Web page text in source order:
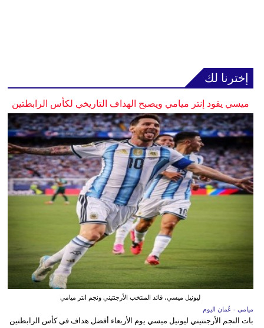
إخترنا لك
ميسي يقود إنتر ميامي ويصبح الهداف التاريخي لكأس الرابطتين
ليونيل ميسي، قائد المنتخب الأرجنتيني ونجم انتر ميامي
ميامي - عُمان اليوم
بات النجم الأرجنتيني ليونيل ميسي يوم الأربعاء أفضل هداف في كأس الرابطتين